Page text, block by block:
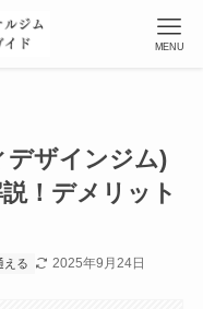
MENU
デザインジム)
！デメリット
える 2025年9月24日